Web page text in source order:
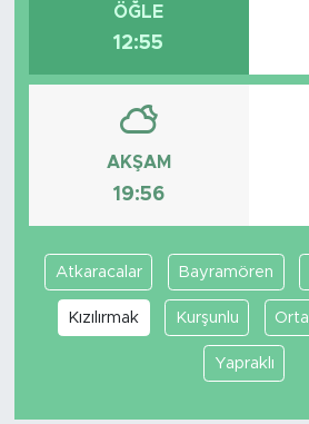
ÖĞLE
12:55
AKŞAM
19:56
Atkaracalar Bayramören
Kızılırmak Kurşunlu Orta
Yapraklı